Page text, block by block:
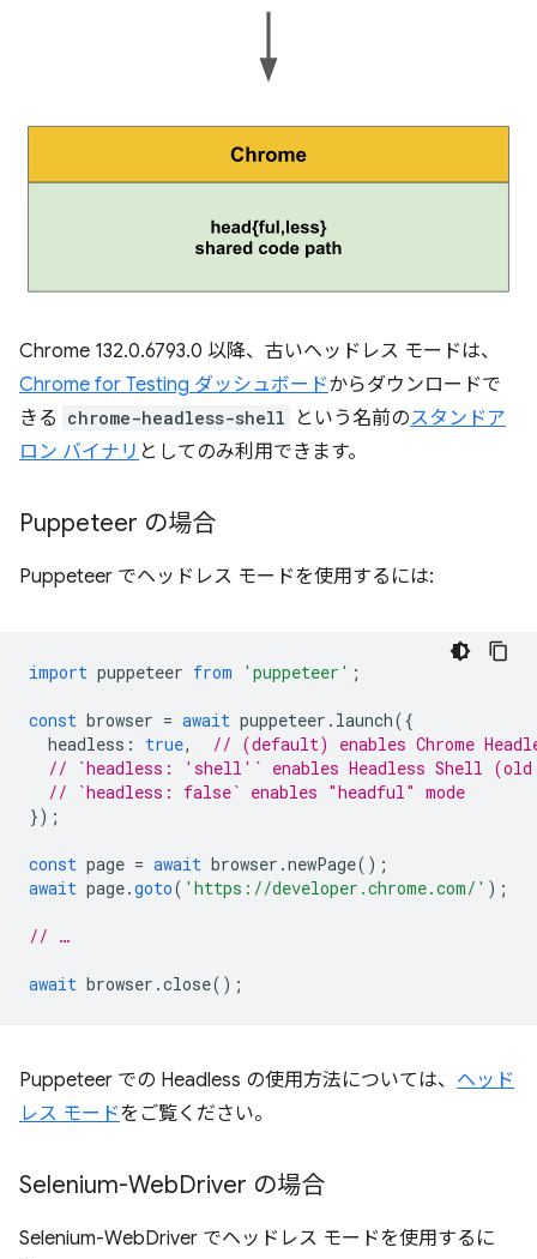
Chrome 132.0.6793.0 以降、古いヘッドレス モードは、
Chrome for Testing ダッシュボードからダウンロードで
きる chrome-headless-shell という名前のスタンドア
ロン バイナリ としてのみ利用できます。
Puppeteer の場合
Puppeteer でヘッドレス モードを使用するには:
import puppeteer from 'puppeteer' ;
const browser = await puppeteer . launch({
headless : true,
// (default) enables Chrome
// `headless: 'shell'` enables Headless Shell (old
// `headless: false` enables "headful" mode
});
const page = await browser .newPage();
await page.goto( 'https://developer.chrome.com/' );
// …
await browser .close();
Puppeteer での Headless の使用方法については、 ヘッド
レス モードをご覧ください。
Selenium-WebDriver の場合
Selenium-WebDriver でヘッドレス モードを使用するに